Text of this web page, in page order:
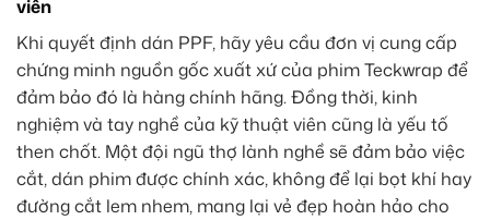
viên
Khi quyết định dán PPF, hãy yêu cầu đơn vị cung cấp
chứng minh nguồn gốc xuất xứ của phim Teckwrap để
đảm bảo đó là hàng chính hãng. Đồng thời, kinh
nghiệm và tay nghề của kỹ thuật viên cũng là yếu tố
then chốt. Một đội ngũ thợ lành nghề sẽ đảm bảo việc
cắt, dán phim được chính xác, không để lại bọt khí hay
đường cắt lem nhem, mang lại vẻ đẹp hoàn hảo cho